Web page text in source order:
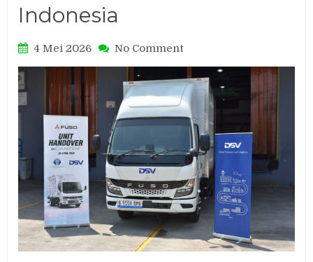
Indonesia
4 Mei 2026 No Commenton
Fuso
Serahkan
Truk
Listrik
eCanter
ke
Takari,
Dorong
Akselerasi
Green
Logistics
di
Indonesia